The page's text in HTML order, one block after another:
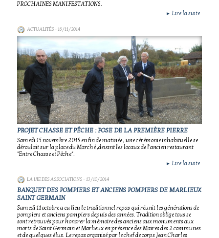
PROCHAINES MANIFESTATIONS.
► Lire la suite
ACTUALITÉS- 16/11/2014
PROJET CHASSE ET PÊCHE : POSE DE LA PREMIÈRE PIERRE
Samedi 15 novembre 2015 en fin de matinée , une cérémonie inhabituelle se
déroulait sur la place du Marché ,devant les locaux de l'ancien restaurant
"Entre Chasse et Pêche".
► Lire la suite
LA VIE DES ASSOCIATIONS- 13/10/2014
BANQUET DES POMPIERS ET ANCIENS POMPIERS DE MARLIEUX
SAINT GERMAIN
Samedi 11 octobre a eu lieu le traditionnel repas qui réunit les générations de
pompiers et anciens pompiers depuis des années. Tradition oblige tous se
sont retrouvés pour honorer la mémoire des anciens aux monuments aux
morts de Saint Germain et Marlieux en présence des Maires des 2 communes
et de quelques élus. Le repas organisé par le chef de corps Jean Charles